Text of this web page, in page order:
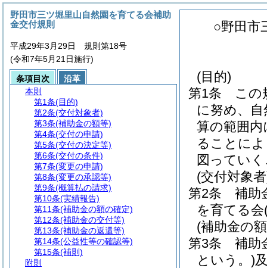
○野田市
(目的)
第1条
この
に努め、
算の範囲
ることに
図ってい
(交付対象
第2条
補助
を育てる会
(補助金の
第3条
補助
という。)
野田市三ツ堀里山自然園を育てる会補助
金交付規則
平成29年3月29日 規則第18号
(令和7年5月21日施行)
条項目次
沿革
本則
第1条(目的)
第2条(交付対象者)
第3条(補助金の額等)
第4条(交付の申請)
第5条(交付の決定等)
第6条(交付の条件)
第7条(変更の申請)
第8条(変更の承認等)
第9条(概算払の請求)
第10条(実績報告)
第11条(補助金の額の確定)
第12条(補助金の交付等)
第13条(補助金の返還等)
第14条(公益性等の確認等)
第15条(補則)
附則